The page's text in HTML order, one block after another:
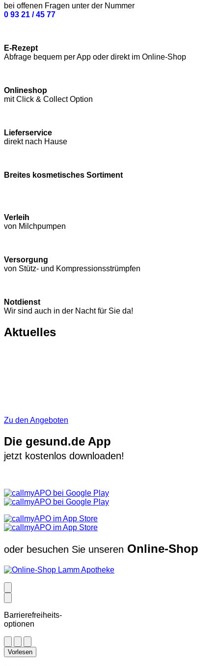
bei offenen Fragen unter der Nummer
0 93 21 / 45 77
E-Rezept
Abfrage bequem per App oder direkt im Online-Shop
Onlineshop
mit Click & Collect Option
Lieferservice
direkt nach Hause
Breites kosmetisches Sortiment
Verleih
von Milchpumpen
Versorgung
von Stütz- und Kompressions­strümpfen
Notdienst
Wir sind auch in der Nacht für Sie da!
Aktuelles
Zu den Angeboten
Die gesund.de App
jetzt kostenlos downloaden!
oder besuchen Sie unseren Online-Shop
Barrierefreiheits-
optionen
Vorlesen